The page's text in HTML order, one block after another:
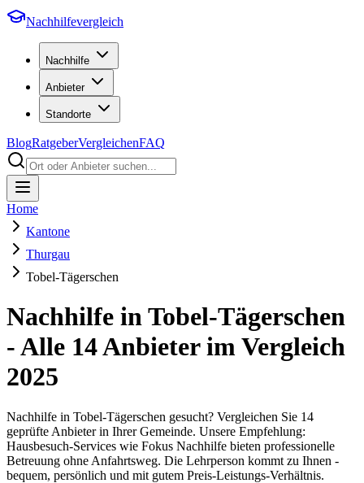
Nachhilfevergleich
Nachhilfe
Anbieter
Standorte
BlogRatgeberVergleichenFAQ
Home
Kantone
Thurgau
Tobel-Tägerschen
Nachhilfe inTobel-Tägerschen
- Alle 14Anbieter im Vergleich
2025
Nachhilfe in Tobel-Tägerschen gesucht? Vergleichen Sie 14
geprüfte Anbieter in Ihrer Gemeinde. Unsere Empfehlung:
Hausbesuch-Services wie Fokus Nachhilfe bieten professionelle
Betreuung ohne Anfahrtsweg. Die Lehrperson kommt zu Ihnen -
bequem, persönlich und mit gutem Preis-Leistungs-Verhältnis.